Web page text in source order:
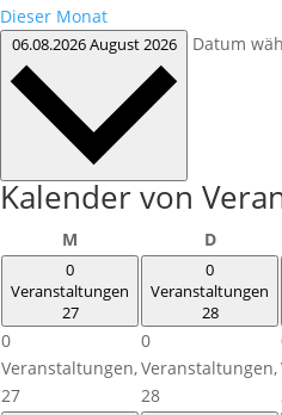
Dieser Monat
06.08.2026August 2026 Datum
Kalender von
M DDienstag
0
Veranstaltungen
27
0
Veranstaltungen,
27
0
Veranstaltungen
28
0
Veranstaltungen,
28